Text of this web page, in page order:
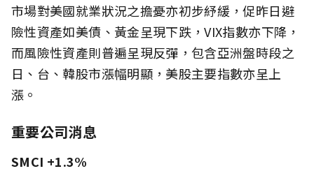
市場對美國就業狀況之擔憂亦初步紓緩，促昨日避
險性資產如美債、黃金呈現下跌，VIX指數亦下降，
而風險性資產則普遍呈現反彈，包含亞洲盤時段之
日、台、韓股市漲幅明顯，美股主要指數亦呈上
漲。
重要公司消息
SMCI +1.3%